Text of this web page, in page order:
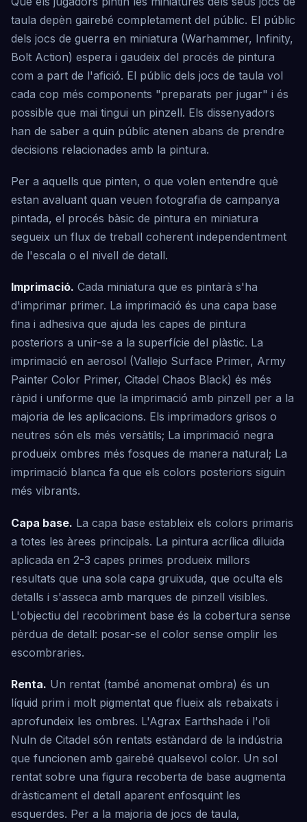
taula depèn gairebé completament del públic. El públic
dels jocs de guerra en miniatura (Warhammer, Infinity,
Bolt Action) espera i gaudeix del procés de pintura
com a part de l'afició. El públic dels jocs de taula vol
cada cop més components "preparats per jugar" i és
possible que mai tingui un pinzell. Els dissenyadors
han de saber a quin públic atenen abans de prendre
decisions relacionades amb la pintura.
Per a aquells que pinten, o que volen entendre què
estan avaluant quan veuen fotografia de campanya
pintada, el procés bàsic de pintura en miniatura
segueix un flux de treball coherent independentment
de l'escala o el nivell de detall.
Imprimació. Cada miniatura que es pintarà s'ha
d'imprimar primer. La imprimació és una capa base
fina i adhesiva que ajuda les capes de pintura
posteriors a unir-se a la superfície del plàstic. La
imprimació en aerosol (Vallejo Surface Primer, Army
Painter Color Primer, Citadel Chaos Black) és més
ràpid i uniforme que la imprimació amb pinzell per a la
majoria de les aplicacions. Els imprimadors grisos o
neutres són els més versàtils; La imprimació negra
produeix ombres més fosques de manera natural; La
imprimació blanca fa que els colors posteriors siguin
més vibrants.
Capa base. La capa base estableix els colors primaris
a totes les àrees principals. La pintura acrílica diluida
aplicada en 2-3 capes primes produeix millors
resultats que una sola capa gruixuda, que oculta els
detalls i s'asseca amb marques de pinzell visibles.
L'objectiu del recobriment base és la cobertura sense
pèrdua de detall: posar-se el color sense omplir les
escombraries.
Renta. Un rentat (també anomenat ombra) és un
líquid prim i molt pigmentat que flueix als rebaixats i
aprofundeix les ombres. L'Agrax Earthshade i l'oli
Nuln de Citadel són rentats estàndard de la indústria
que funcionen amb gairebé qualsevol color. Un sol
rentat sobre una figura recoberta de base augmenta
dràsticament el detall aparent enfosquint les
esquerdes. Per a la majoria de jocs de taula,